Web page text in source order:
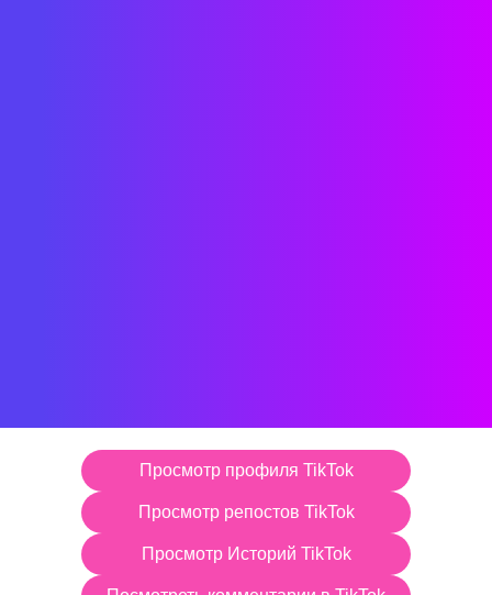
Просмотр профиля TikTok
Просмотр репостов TikTok
Просмотр Историй TikTok